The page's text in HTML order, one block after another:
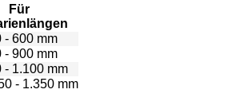
Für
- 600 mm
- 900 mm
- 1.100 mm
- 1.350 mm